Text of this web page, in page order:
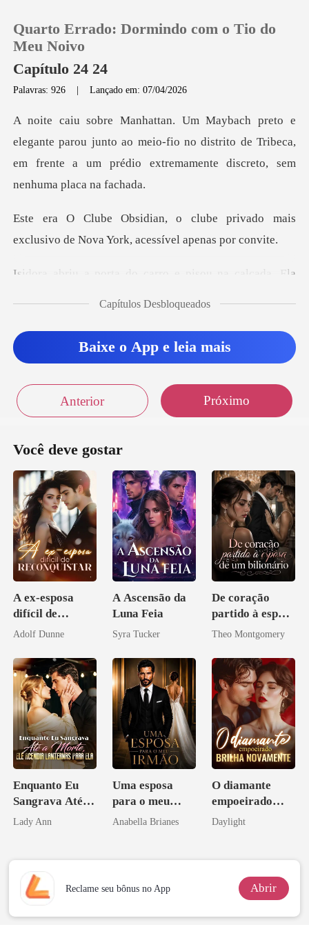
Loja
Histórico
Sair
Quarto Errado: Dormindo com o Tio do
Meu Noivo
Capítulo 24 24
Palavras: 926 |Lançado em: 07/04/2026
rou junto ao meio-fio no distrito de Tribeca,
em frente a um
e privado mais
exclusivo de Nova
do carro e pisou na
Capítulos Desbloqueados
Baixe o App e leia mais
Anterior Próximo
Você deve gostar
A ex-esposa
difícil de
reconquistar
Adolf Dunne
A Ascensão da
Luna Feia
Syra Tucker
De coração
partido à esposa
de um bilionário
Theo Montgomery
Enquanto Eu
Sangrava Até a
Morte, Ele
Ela
Lady Ann
Uma esposa
para o meu
irmão
Anabella Brianes
O diamante
empoeirado
brilha
Daylight
Reclame seu bônus no App Abrir